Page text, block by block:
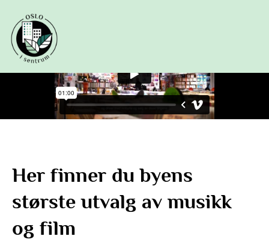
innholdet
Her finner du byens
største utvalg av musikk
og film